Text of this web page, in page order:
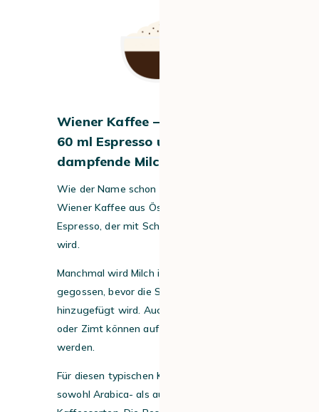
Wiener Kaffee – was drin ist:
60 ml Espresso und und 60 ml
dampfende Milch oder Sahne
Wie der Name schon sagt, stammt der
Wiener Kaffee aus Österreich. Es ist ein
Espresso, der mit Schlagsahne garniert
wird.
Manchmal wird Milch in den Espresso
gegossen, bevor die Schlagsahne
hinzugefügt wird. Auch Vanille, Schokolade
oder Zimt können auf die Sahne gestreut
werden.
Für diesen typischen Kaffee eignen sich
sowohl Arabica- als auch Robusta-